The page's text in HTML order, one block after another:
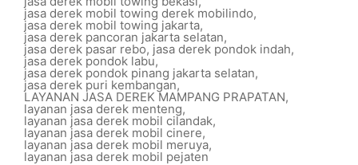
jasa derek mobil towing derek mobilindo,
jasa derek mobil towing jakarta,
jasa derek pancoran jakarta selatan,
jasa derek pasar rebo, jasa derek pondok indah,
jasa derek pondok labu,
jasa derek pondok pinang jakarta selatan,
jasa derek puri kembangan,
LAYANAN JASA DEREK MAMPANG PRAPATAN,
layanan jasa derek menteng,
layanan jasa derek mobil cilandak,
layanan jasa derek mobil cinere,
layanan jasa derek mobil meruya,
layanan jasa derek mobil pejaten